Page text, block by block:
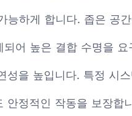
하게 합니다. 좁은 공
어 높은 결합 수명을
을 높입니다. 특정 시
정적인 작동을 보장합